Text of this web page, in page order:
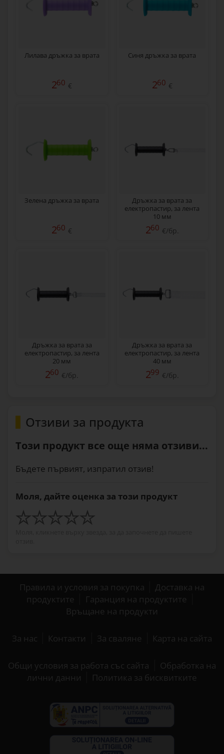
Лилава дръжка за врата
260 €
Синя дръжка за врата
260 €
Зелена дръжка за врата
260 €
Дръжка за врата за
електропастир, за лента
10 мм
260 €/бр.
Дръжка за врата за
електропастир, за лента
20 мм
260 €/бр.
Дръжка за врата за
електропастир, за лента
40 мм
299 €/бр.
Отзиви за продукта
Този продукт все още няма отзиви...
Бъдете първият, изпратил отзив!
Моля, дайте оценка за този продукт
Правила и условия за покупка
Доставка на
продуктите
Гаранция на продуктите
Връщане на продукти
За нас Контакти За сваляне Карта на сайта
Общи условия за работа със сайта
Обработка на
лични данни
Политика за бисквитките